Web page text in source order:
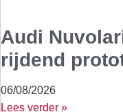
Audi
rijdend
06/08/2026
Lees verder »